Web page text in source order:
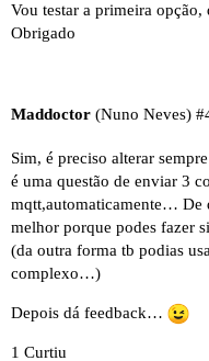
Vou testar a primeira
Obrigado
Maddoctor (Nuno Neves)
Sim, é preciso alterar
é uma questão de enviar 3
mqtt,automaticamente… De
melhor porque podes fazer
(da outra forma tb podias
complexo…)
Depois dá feedback…
1 Curtiu